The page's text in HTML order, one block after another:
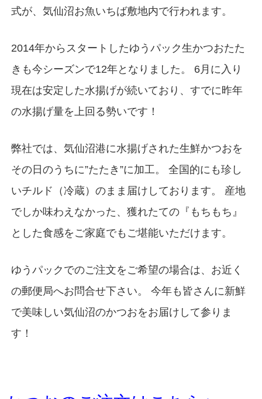
式が、気仙沼お魚いちば敷地内で行われます。
2014年からスタートしたゆうパック生かつおたた
きも今シーズンで12年となりました。 6月に入り
現在は安定した水揚げが続いており、すでに昨年
の水揚げ量を上回る勢いです！
弊社では、気仙沼港に水揚げされた生鮮かつおを
その日のうちに”たたき”に加工。 全国的にも珍し
いチルド（冷蔵）のまま届けしております。 産地
でしか味わえなかった、獲れたての『もちもち』
とした食感をご家庭でもご堪能いただけます。
ゆうパックでのご注文をご希望の場合は、お近く
の郵便局へお問合せ下さい。 今年も皆さんに新鮮
で美味しい気仙沼のかつおをお届けして参りま
す！